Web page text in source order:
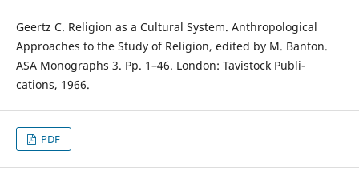
Geertz С. Religion as a Cultural System. Anthropological
Approaches to the Study of Religion, edited by M. Banton.
ASA Monographs 3. Pp. 1–46. London: Tavistock Publi-
cations, 1966.
PDF